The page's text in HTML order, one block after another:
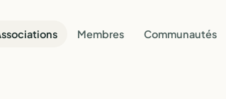
Membres Communautés